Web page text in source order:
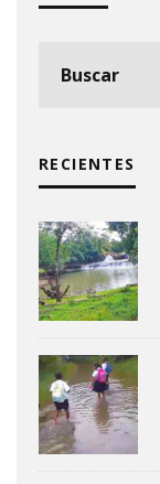
RECIENTES